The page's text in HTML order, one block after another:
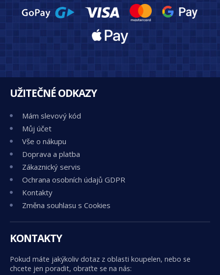
UŽITEČNÉ ODKAZY
Mám slevový kód
Můj účet
Vše o nákupu
Doprava a platba
Zákaznický servis
Ochrana osobních údajů GDPR
Kontakty
Změna souhlasu s Cookies
KONTAKTY
Pokud máte jakýkoliv dotaz z oblasti koupelen, nebo se
chcete jen poradit, obraťte se na nás: